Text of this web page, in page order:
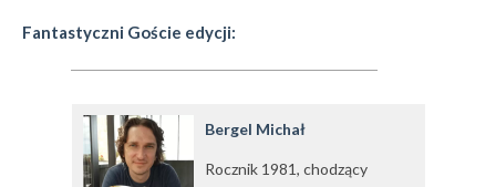
Fantastyczni Goście edycji:
Bergel Michał
Rocznik 1981, chodzący